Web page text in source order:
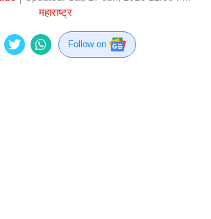
महाराष्ट्र
Follow on